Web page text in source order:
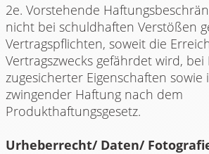
2e. Vorstehende
nicht bei schuldhaften Verstößen
Vertragspflichten, soweit die
Vertragszwecks gefährdet wird, bei
zugesicherter Eigenschaften sowie
zwingender Haftung nach dem
Produkthaftungsgesetz.
Urheberrecht/ Daten/